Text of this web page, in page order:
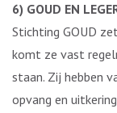
6) GOUD EN
Stichting GOUD
komt ze vast
staan. Zij hebben
opvang en